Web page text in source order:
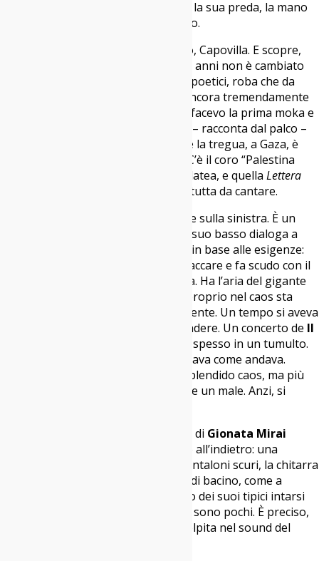
timore, come un felino che adocchia la sua preda, la mano
che scosta il ciuffo per vederci meglio.
Non dice mai una parola fuori posto, Capovilla. E scopre,
con rabbia e disinganno, che in dieci anni non è cambiato
nulla. Quei suoi testi così taglienti e poetici, roba che da
queste parti ha fatto scuola, sono ancora tremendamente
attuali. «Questa mattina, mentre mi facevo la prima moka e
fumavo le prime due o tre sigarette – racconta dal palco –
ho acceso la radio e ho scoperto che la tregua, a Gaza, è
finita». C’è la politica, tanta politica. C’è il coro “Palestina
libera”, che parte spontaneo dalla platea, e quella Lettera
ancora tutta da cantare.
resta immobile sulla sinistra. È un
baluardo. Uno scoglio frangiflutti. Il suo basso dialoga a
meraviglia con la batteria. Si muove in base alle esigenze:
affonda il tridente quando c’è da attaccare e fa scudo con il
corpo quando il mare va in tempesta. Ha l’aria del gigante
buono capace di regolare il caos. E proprio nel caos sta
l’unica differenza fra passato e presente. Un tempo si aveva
l’impressione che tutto potesse accadere. Un concerto de Il
si trasformava spesso in un tumulto.
Ma non si potevano fare calcoli, andava come andava.
Questa sera, invece, è ancora uno splendido caos, ma più
controllato. E non è necessariamente un male. Anzi, si
A proposito. C’è un fermo immagine di Gionata Mirai
ancora lì da proiettare. È lui inarcato all’indietro: una
parentesi tonda con la camicia e i pantaloni scuri, la chitarra
mancina spanciata via con un colpo di bacino, come a
spingere il più lontano possibile uno dei suoi tipici intarsi
noise. In giro, di musicisti così, ce ne sono pochi. È preciso,
mai scontato. La firma al granito scolpita nel sound del